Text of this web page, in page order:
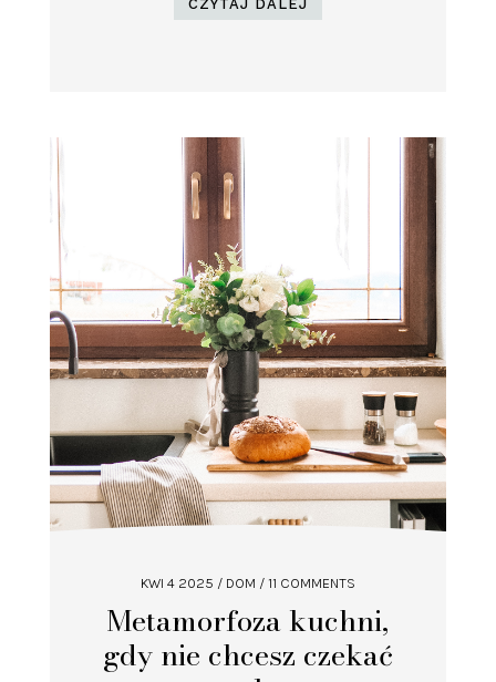
CZYTAJ DALEJ
Metamorfoza kuchni,
gdy nie chcesz czekać
KWI 4 2025 / DOM / 11 COMMENTS